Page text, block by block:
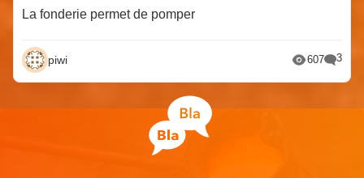
La fonderie permet de pomper
piwi 607 3